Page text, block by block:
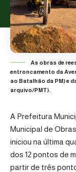
As obras de
entroncamento da
ao Batalhão da PM) e
arquivo/PMT).
A Prefeitura
Municipal de
iniciou na última
dos 12 pontos de
partir de três